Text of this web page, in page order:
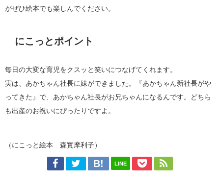
がぜひ絵本でも楽しんでください。
にこっとポイント
毎日の大変な育児をクスッと笑いにつなげてくれます。
実は、あかちゃん社長に妹ができました。『あかちゃん新社長がや
ってきた』で、あかちゃん社長がお兄ちゃんになるんです。どちら
も出産のお祝いにぴったりですよ。
（にこっと絵本 森實摩利子）
LINE